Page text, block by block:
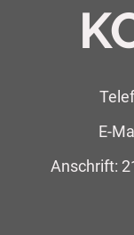
E-
Anschrift: